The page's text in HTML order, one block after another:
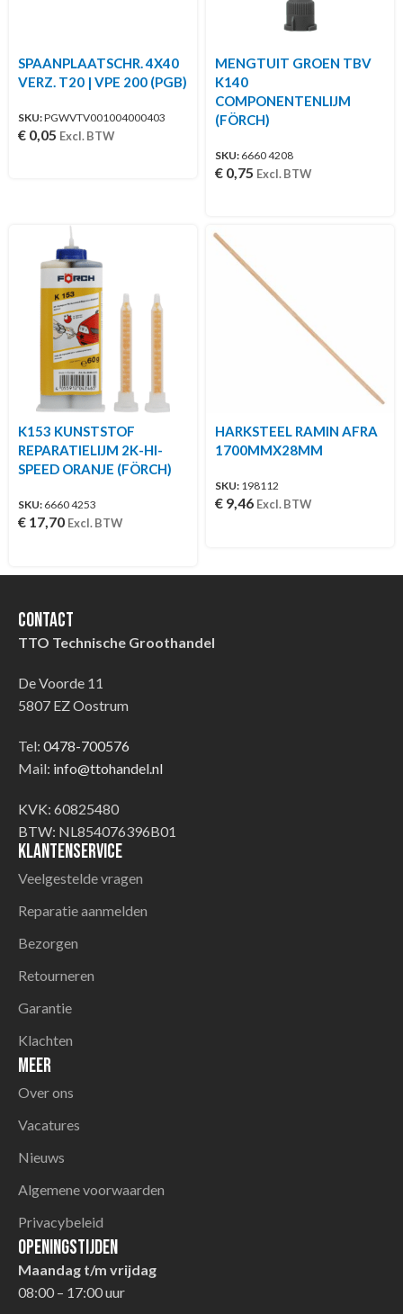
SPAANPLAATSCHR. 4X40
VERZ. T20 | VPE 200 (PGB)
SKU:PGWVTV001004000403
€ 0,05 Excl. BTW
MENGTUIT GROEN TBV
K140
COMPONENTENLIJM
(FÖRCH)
SKU: 6660 4208
€ 0,75 Excl. BTW
K153 KUNSTSTOF
REPARATIELIJM 2K-HI-
SPEED ORANJE (FÖRCH)
SKU: 6660 4253
€ 17,70 Excl. BTW
HARKSTEEL RAMIN AFRA
1700MMX28MM
SKU: 198112
€ 9,46 Excl. BTW
Contact
TTO Technische Groothandel
De Voorde 11
5807 EZ Oostrum
Tel: 0478-700576
Mail: info@ttohandel.nl
KVK: 60825480
BTW: NL854076396B01
Klantenservice
Veelgestelde vragen
Reparatie aanmelden
Bezorgen
Retourneren
Garantie
Klachten
Meer
Over ons
Vacatures
Nieuws
Algemene voorwaarden
Privacybeleid
Openingstijden
Maandag t/m vrijdag
08:00 – 17:00 uur